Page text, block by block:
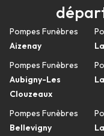
Pompes Funèbres
Aizenay
Pompes Funèbres
Aubigny-Les
Clouzeaux
Pompes Funèbres
Bellevigny